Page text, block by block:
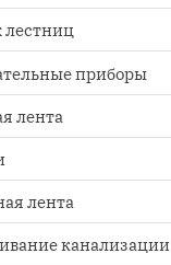
приборы
лента
лента
канализации